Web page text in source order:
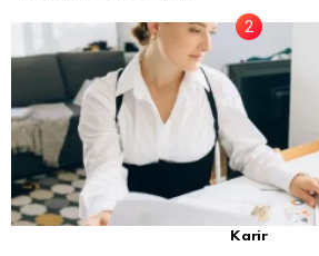
Karir